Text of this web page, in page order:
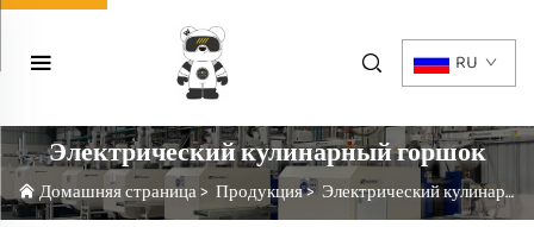
RU
Электрический кулинарный горшок
Домашняя страница> Продукция> Электрический кулинарный горшок